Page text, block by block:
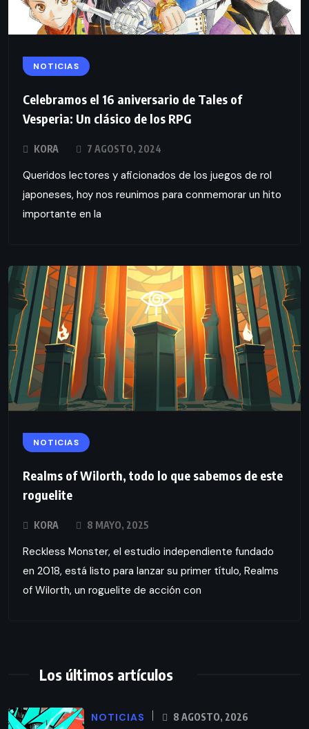
NOTICIAS
Celebramos el 16 aniversario de Tales of
Vesperia: Un clásico de los RPG
KORA 7 AGOSTO, 2024
Queridos lectores y aficionados de los juegos de rol
japoneses, hoy nos reunimos para conmemorar un hito
importante en la
NOTICIAS
Realms of Wilorth, todo lo que sabemos de este
roguelite
KORA 8 MAYO, 2025
Reckless Monster, el estudio independiente fundado
en 2018, está listo para lanzar su primer título, Realms
of Wilorth, un roguelite de acción con
Los últimos artículos
NOTICIAS 8 AGOSTO, 2026